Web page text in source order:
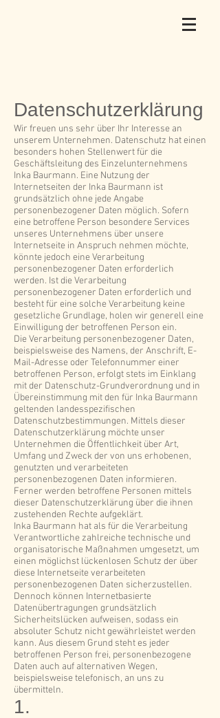
Datenschutzerklärung
Wir freuen uns sehr über Ihr Interesse an
unserem Unternehmen. Datenschutz hat einen
besonders hohen Stellenwert für die
Geschäftsleitung des Einzelunternehmens
Inka Baurmann. Eine Nutzung der
Internetseiten der Inka Baurmann ist
grundsätzlich ohne jede Angabe
personenbezogener Daten möglich. Sofern
eine betroffene Person besondere Services
unseres Unternehmens über unsere
Internetseite in Anspruch nehmen möchte,
könnte jedoch eine Verarbeitung
personenbezogener Daten erforderlich
werden. Ist die Verarbeitung
personenbezogener Daten erforderlich und
besteht für eine solche Verarbeitung keine
gesetzliche Grundlage, holen wir generell eine
Einwilligung der betroffenen Person ein.
Die Verarbeitung personenbezogener Daten,
beispielsweise des Namens, der Anschrift, E-
Mail-Adresse oder Telefonnummer einer
betroffenen Person, erfolgt stets im Einklang
mit der Datenschutz-Grundverordnung und in
Übereinstimmung mit den für Inka Baurmann
geltenden landesspezifischen
Datenschutzbestimmungen. Mittels dieser
Datenschutzerklärung möchte unser
Unternehmen die Öffentlichkeit über Art,
Umfang und Zweck der von uns erhobenen,
genutzten und verarbeiteten
personenbezogenen Daten informieren.
Ferner werden betroffene Personen mittels
dieser Datenschutzerklärung über die ihnen
zustehenden Rechte aufgeklärt.
Inka Baurmann hat als für die Verarbeitung
Verantwortliche zahlreiche technische und
organisatorische Maßnahmen umgesetzt, um
einen möglichst lückenlosen Schutz der über
diese Internetseite verarbeiteten
personenbezogenen Daten sicherzustellen.
Dennoch können Internetbasierte
Datenübertragungen grundsätzlich
Sicherheitslücken aufweisen, sodass ein
absoluter Schutz nicht gewährleistet werden
kann. Aus diesem Grund steht es jeder
betroffenen Person frei, personenbezogene
Daten auch auf alternativen Wegen,
beispielsweise telefonisch, an uns zu
übermitteln.
1.